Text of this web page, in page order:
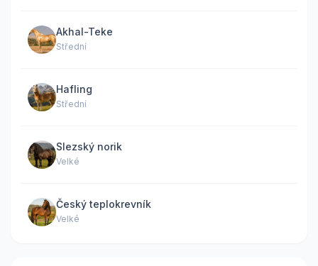
Akhal-Teke
Střední
Hafling
Střední
Slezský norik
Velké
Český teplokrevník
Velké